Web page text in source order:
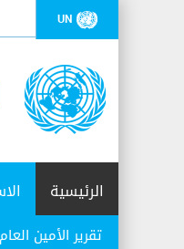
UN
الرئيسية
تقرير الأمين العام